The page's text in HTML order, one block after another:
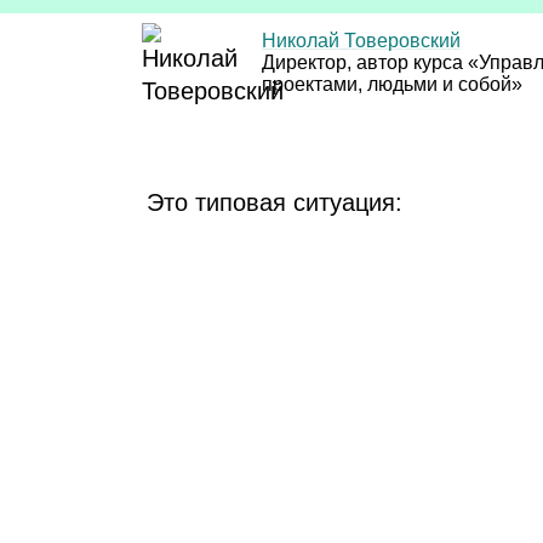
Николай Товеровский
Директор, автор курса
проектами, людьми и собой»
Это типовая ситуация: